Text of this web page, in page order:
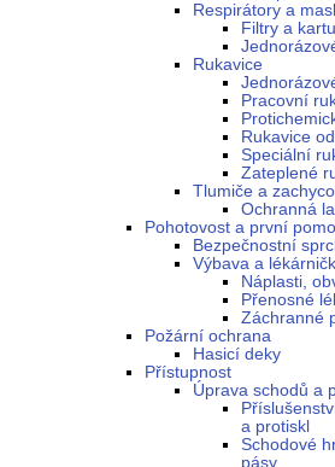
Respirátory a
Filtry a
Rukavice
Pracovní
Rukavice
Speciální
Zateplené
Tlumiče a
Ochranná
Pohotovost a první
Bezpečnostní
Výbava a
Náplasti,
Přenosné
Záchranné
Požární ochrana
Hasicí deky
Přístupnost
Úprava schodů a
a protiskl
Schodové
pásy